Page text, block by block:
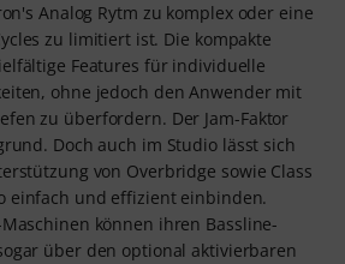
Analog Rytm zu komplex oder eine
zu limitiert ist. Die kompakte
Features für individuelle
ohne jedoch den Anwender mit
zu überfordern. Der Jam-Faktor
Doch auch im Studio lässt sich
von Overbridge sowie Class
einfach und effizient einbinden.
können ihren Bassline-
über den optional aktivierbaren